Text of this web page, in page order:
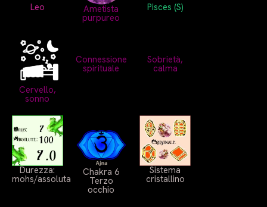
Leo Ametista
purpureo
Pisces (S)
Cervello,
sonno
Connessione
spirituale
Sobrietà,
calma
Durezza:
mohs/assoluta
Chakra 6
Terzo
occhio
Sistema
cristallino